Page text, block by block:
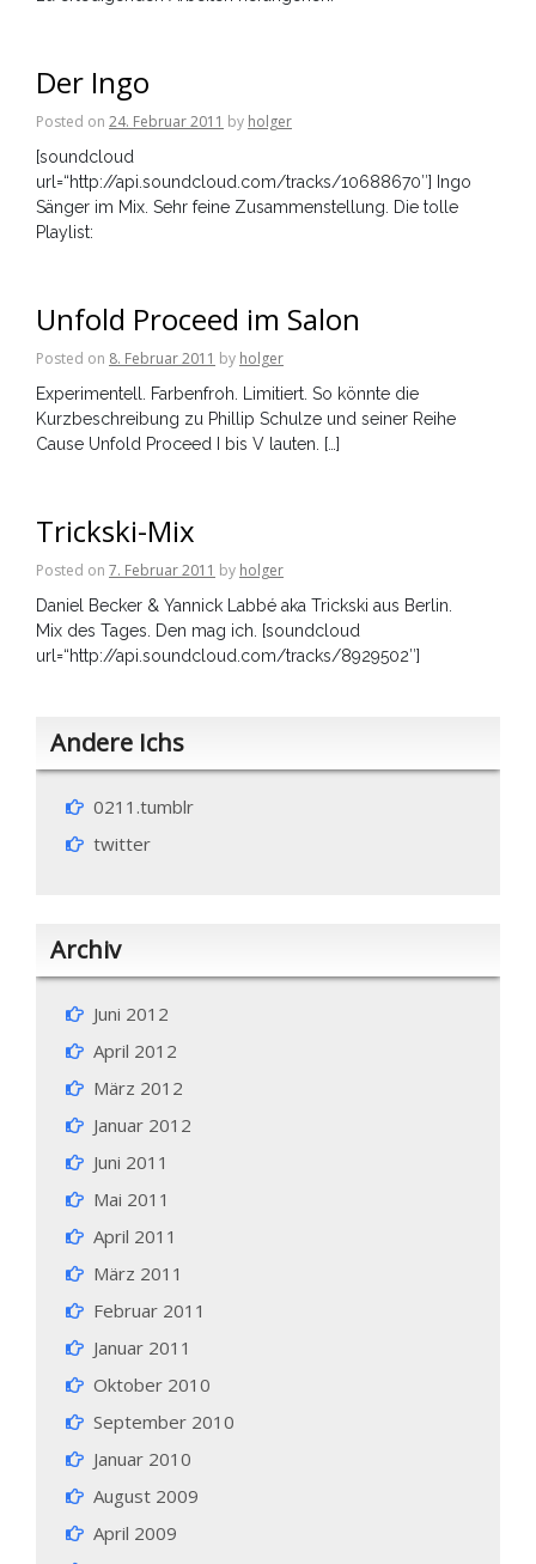
Der Ingo
Posted on 24. Februar 2011 by holger
[soundcloud
url=“http://api.soundcloud.com/tracks/10688670″] Ingo
Sänger im Mix. Sehr feine Zusammenstellung. Die tolle
Playlist:
Unfold Proceed im Salon
Posted on 8. Februar 2011 by holger
Experimentell. Farbenfroh. Limitiert. So könnte die
Kurzbeschreibung zu Phillip Schulze und seiner Reihe
Cause Unfold Proceed I bis V lauten. […]
Trickski-Mix
Posted on 7. Februar 2011 by holger
Daniel Becker & Yannick Labbé aka Trickski aus Berlin.
Mix des Tages. Den mag ich. [soundcloud
url=“http://api.soundcloud.com/tracks/8929502″]
Andere Ichs
0211.tumblr
twitter
Archiv
Juni 2012
April 2012
März 2012
Januar 2012
Juni 2011
Mai 2011
April 2011
März 2011
Februar 2011
Januar 2011
Oktober 2010
September 2010
Januar 2010
August 2009
April 2009